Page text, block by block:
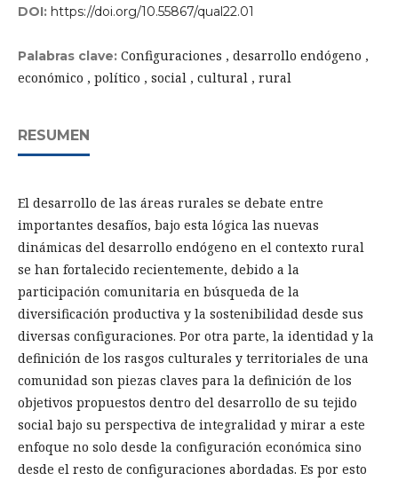
DOI: https://doi.org/10.55867/qual22.01
Palabras clave: Configuraciones , desarrollo endógeno ,
económico , político , social , cultural , rural
RESUMEN
El desarrollo de las áreas rurales se debate entre
importantes desafíos, bajo esta lógica las nuevas
dinámicas del desarrollo endógeno en el contexto rural
se han fortalecido recientemente, debido a la
participación comunitaria en búsqueda de la
diversificación productiva y la sostenibilidad desde sus
diversas configuraciones. Por otra parte, la identidad y la
definición de los rasgos culturales y territoriales de una
comunidad son piezas claves para la definición de los
objetivos propuestos dentro del desarrollo de su tejido
social bajo su perspectiva de integralidad y mirar a este
enfoque no solo desde la configuración económica sino
desde el resto de configuraciones abordadas. Es por esto